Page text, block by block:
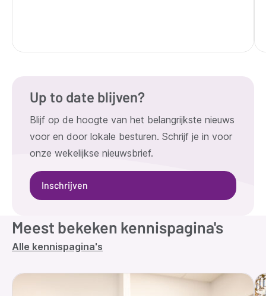
Up to date blijven?
Blijf op de hoogte van het belangrijkste nieuws
voor en door lokale besturen. Schrijf je in voor
onze wekelijkse nieuwsbrief.
Inschrijven
Meest bekeken kennispagina's
Alle kennispagina's